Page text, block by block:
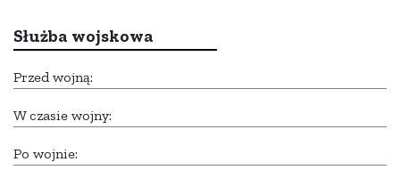
Służba wojskowa
Przed wojną:
W czasie wojny:
Po wojnie: